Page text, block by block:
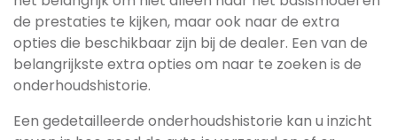
de prestaties te kijken, maar ook naar de extra
opties die beschikbaar zijn bij de dealer. Een van de
belangrijkste extra opties om naar te zoeken is de
onderhoudshistorie.
Een gedetailleerde onderhoudshistorie kan u inzicht